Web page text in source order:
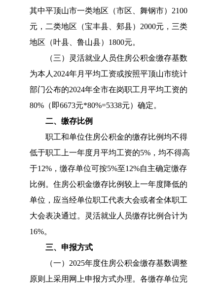
其中平顶山市一类地区（市区、舞钢市） 2100
元，二类地区（宝丰县、郏县） 2000元，三类
地区（叶县、鲁山县） 1800元。
（三）灵活就业人员住房公积金缴存基数
为本人2024年月平均工资或按照平顶山市统计
部门公布的2024年全市在岗职工月平均工资的
80%（即6673元*80%=5338元）确定。
二、缴存比例
职工和单位住房公积金的缴存比例均不得
低于职工上一年度月平均工资的5%，均不得高
于12%，缴存单位可按5%至12%自主确定缴存
比例。 住房公积金缴存比例较上一年度降低的
单位，应当经单位职工代表大会或者全体职工
大会表决通过。灵活就业人员缴存比例合计为
16%。
三、 申报方式
（一） 2025年度住房公积金缴存基数调整
原则上采用网上申报方式办理。 各缴存单位完